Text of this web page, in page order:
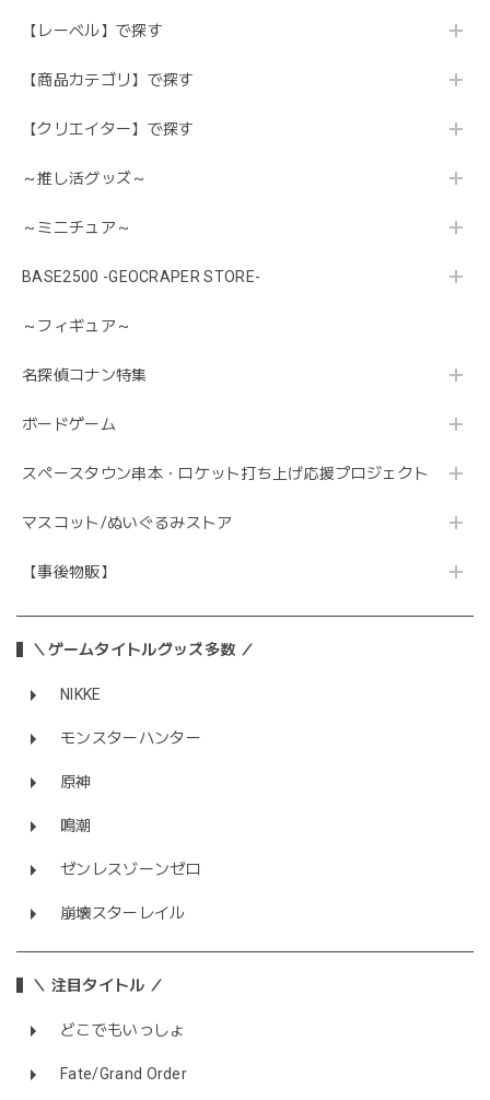
【レーベル】で探す
【商品カテゴリ】で探す
【クリエイター】で探す
～推し活グッズ～
～ミニチュア～
BASE2500 -GEOCRAPER STORE-
～フィギュア～
名探偵コナン特集
ボードゲーム
スペースタウン串本・ロケット打ち上げ応援プロジェクト
マスコット/ぬいぐるみストア
【事後物販】
＼ゲームタイトルグッズ多数 ／
NIKKE
モンスターハンター
原神
鳴潮
ゼンレスゾーンゼロ
崩壊スターレイル
＼ 注目タイトル ／
どこでもいっしょ
Fate/Grand Order